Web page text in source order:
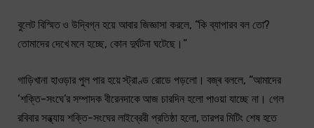
বুলেট বিস্মিত ও উদ্বিগ্ন হয়ে আবার জিজ্ঞাসা করলে, “কি ব্যাপারব বল তো?
তোমাদের দেখে মনে হচ্ছে, কোন দুর্ঘটনা ঘটেছে।”
গাড়িখানা হাওড়ার পুল পার হয়ে স্ট্রাণ্ড রোডে পড়লো। বজ্ৰ বললে, “আমাদের
‘শক্তি-সংঘে’র সম্পাদক বীরেনদাকে আজ চারদিন হলো পাওয়া যাচ্ছে না। গেল
রবিবার সন্ধ্যায় শক্তি-সংঘের লাইব্রেরী প্রতিষ্ঠা হলো, তারপর মিটিং শেষ হতে